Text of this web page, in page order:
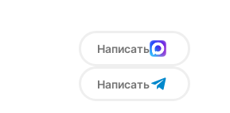
Написать
Написать